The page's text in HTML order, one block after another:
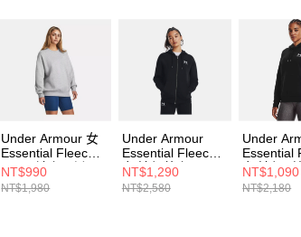
Under Armour 女
Essential Fleece
OS 長袖套頭衫
1379475-012
NT$990
NT$1,980
Under Armour
Essential Fleece
女 連帽外套
1379474-001
NT$1,290
NT$2,580
Under
Essential
女 連帽T恤
1373033-
NT$1,090
NT$2,180